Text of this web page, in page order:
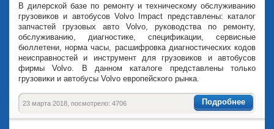
В дилерской базе по ремонту и техническому обслуживанию
грузовиков и автобусов Volvo Impact представлены: каталог
запчастей грузовых авто Volvo, руководства по ремонту,
обслуживанию, диагностике, спецификации, сервисные
бюллетени, норма часы, расшифровка диагностических кодов
неисправностей и инструмент для грузовиков и автобусов
фирмы Volvo. В данном каталоге представлены только
грузовики и автобусы Volvo европейского рынка.
Подробнее
23 марта 2018, посмотрело: 4706